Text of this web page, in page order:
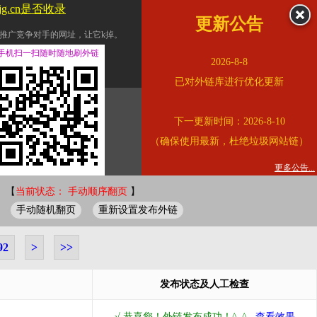
竞争对手的网址，让它k掉。
换友情链接。
的查询页面。
质量。
错误外链纠正
【 当前状态： 手动顺序翻页 】
手动随机翻页 重新设置发布外链
> >>
发布状态及人工检查
是否收录
更新公告
2026-8-8
已对外链库进行优化更新
下一更新时间：2026-8-10
（确保使用最新，杜绝垃圾网站链）
更多公告...
机扫一扫随时随地刷外链